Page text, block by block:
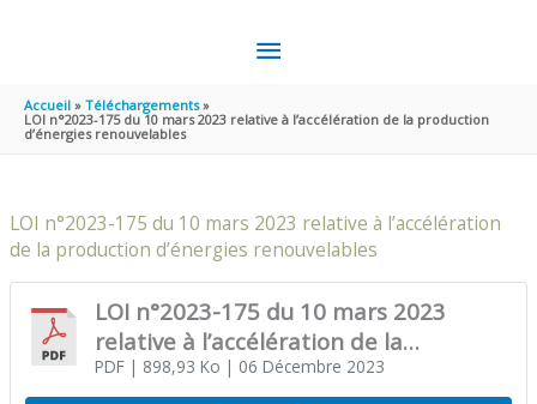
MENU
PRINCIPAL
Accueil
Téléchargements
LOI n°2023-175 du 10 mars 2023 relative à l’accélération de la production
d’énergies renouvelables
LOI n°2023-175 du 10 mars 2023 relative à l’accélération
de la production d’énergies renouvelables
LOI n°2023-175 du 10 mars 2023
relative à l’accélération de la
production d’énergies renouvelables
PDF| 898,93 Ko | 06 Décembre 2023